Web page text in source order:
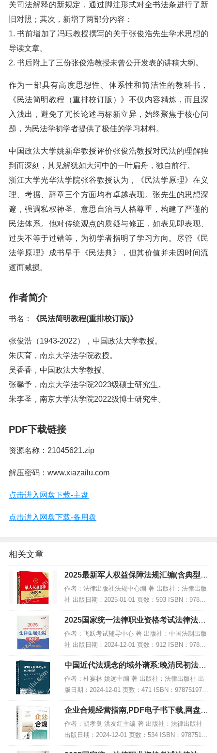
关司法解释的新规定，通过脚注形式对全书法条进行了新
旧对照；其次，新增了两部分内容：
1. 书前增加了冯珏教授撰写的关于张俊浩先生学术思想的
导读文章。
2. 书后附上了三份张俊浩教授未曾公开发表的讲稿大纲。
作为一部具有高度思想性、体系性和简洁性的教科书，
《民法简明教程（重排校订版）》不仅内容精炼，而且深
入浅出，避免了冗长论述与标新立异，始终聚焦于核心问
题，为民法学初学者提供了极佳的学习材料。
中国政法大学姚新华教授评价张俊浩教授对民法的理解独
到而深刻，其见解犹如大河中的一叶扁舟，独自前行。
浙江大学光华法学院张谷教授认为，《民法学原理》在义
理、考据、辞章三个方面均有卓越表现。张先生的思想深
邃，强调私权神圣、意思自治与人格尊重，构建了严谨的
民法体系。他对传统观点的质疑与修正，如表见即表现、
过失不等于过错等，为初学者指明了学习方向。尽管《民
法学原理》成书早于《民法典》，但其价值并未因时间流
逝而减损。
作者简介
书名： 《民法简明教程(重排校订版)》
张俊浩（1943-2022），中国政法大学教授。
朱庆育，南京大学法学院教授。
吴香香，中国政法大学教授。
张馨予，南京大学法学院2023级硕士研究⽣。
朱李圣，南京大学法学院2022级博士研究⽣。
PDF下载链接
资源名称：21045621.zip
解压密码：www.xiazailu.com
点击进入网盘下载-主盘
点击进入网盘下载-备用盘
相关文章
2025最新军人权益保障法规汇编(含典型案
例),PDF下载
作者：法律出版社法规中心编 著 出版社：法律出版
社 出版日期：2025-01-01 页数：593 ISBN：97875
19798079 电子书大小：191MB [高清扫描版PDF格
式] 内容...
2025国家统一法律职业资格考试法律法规
汇编(便携本)第一卷【2025飞跃版?便…,P
DF
作者：飞跃考试辅导中心 著 出版社：中国法制出版
社 出版日期：2024-12-01 页数：912 ISBN：97875
21647723 电子书大小：256MB [高清扫描版PDF格
式] 内容...
中国近代法观念的域外谱系:晚清民初法学
译文选编,PDF下载
作者：杜宴林 姚远主编 著 出版社：法律出版社 出
版日期：2024-12-01 页数：471 ISBN：978751979
6822 电子书大小：213MB [高清扫描版PDF格式] 内
容简介...
企业合规经营指南,PDF电子书下载,网盘资
源
作者：胡孝良 洪友红主编 著 出版社：法律出版社
出版日期：2024-12-01 页数：534 ISBN：97875197
95900 电子书大小：224MB [高清扫描版PDF格式]